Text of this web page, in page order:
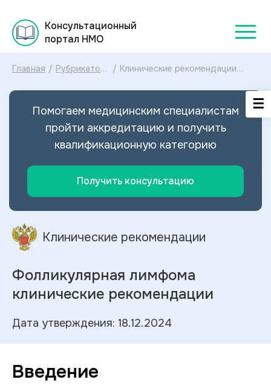
Консультационный
портал НМО
Главная / Рубрикатор
рекомендаций
/ Клинические рекомендации
МКБ-10: диагностика и лечение
Фолликулярной лимфомы 2024
Помогаем медицинским специалистам
пройти аккредитацию и получить
квалификационную категорию
Получить консультацию
Клинические рекомендации
Фолликулярная лимфома
клинические рекомендации
Дата утверждения: 18.12.2024
Введение